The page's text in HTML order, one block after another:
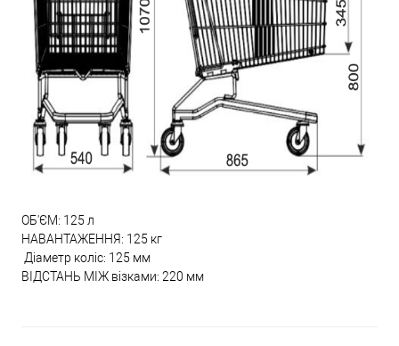
ОБ'ЄМ: 125 л
НАВАНТАЖЕННЯ: 125 кг
Діаметр коліс: 125 мм
ВІДСТАНЬ МІЖ візками: 220 мм